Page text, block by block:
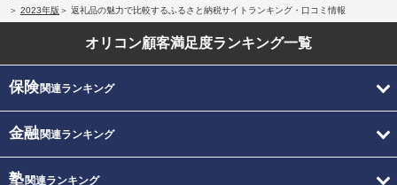
2023年版
返礼品の魅力で比較するふるさと納税サイトランキング・口コミ情報
オリコン顧客満足度ランキング一覧
保険関連ランキング
金融関連ランキング
塾関連ランキング